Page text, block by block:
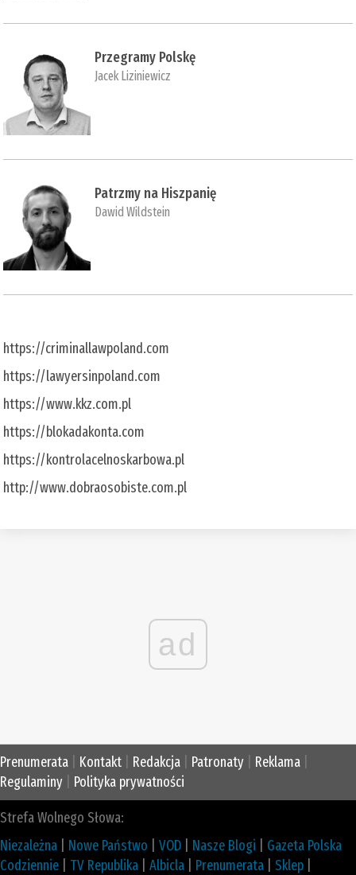
Przegramy Polskę
Jacek Liziniewicz
Patrzmy na Hiszpanię
Dawid Wildstein
https://criminallawpoland.com
https://lawyersinpoland.com
https://www.kkz.com.pl
https://blokadakonta.com
https://kontrolacelnoskarbowa.pl
http://www.dobraosobiste.com.pl
ad
Prenumerata Kontakt Redakcja Patronaty Reklama
Regulaminy
Polityka prywatności
Strefa Wolnego Słowa:
Niezależna
Nowe Państwo VOD Nasze Blogi
Gazeta Polska
Codziennie
TV Republika Albicla Prenumerata Sklep